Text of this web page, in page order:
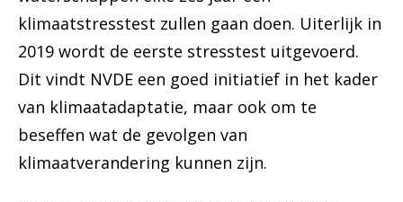
klimaatstresstest zullen gaan doen. Uiterlijk in
2019 wordt de eerste stresstest uitgevoerd.
Dit vindt NVDE een goed initiatief in het kader
van klimaatadaptatie, maar ook om te
beseffen wat de gevolgen van
klimaatverandering kunnen zijn.